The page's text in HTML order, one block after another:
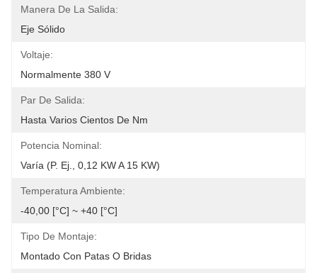
Manera De La Salida:
Eje Sólido
Voltaje:
Normalmente 380 V
Par De Salida:
Hasta Varios Cientos De Nm
Potencia Nominal:
Varía (p. Ej., 0,12 KW A 15 KW)
Temperatura Ambiente:
-40,00 [°C] ~ +40 [°C]
Tipo De Montaje:
Montado Con Patas O Bridas